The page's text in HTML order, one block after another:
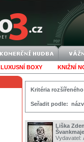
LUXUSNÍ BOXY KNIŽNÍ
Kritéria
Seřadit podle:
Liška
Vydavatel: